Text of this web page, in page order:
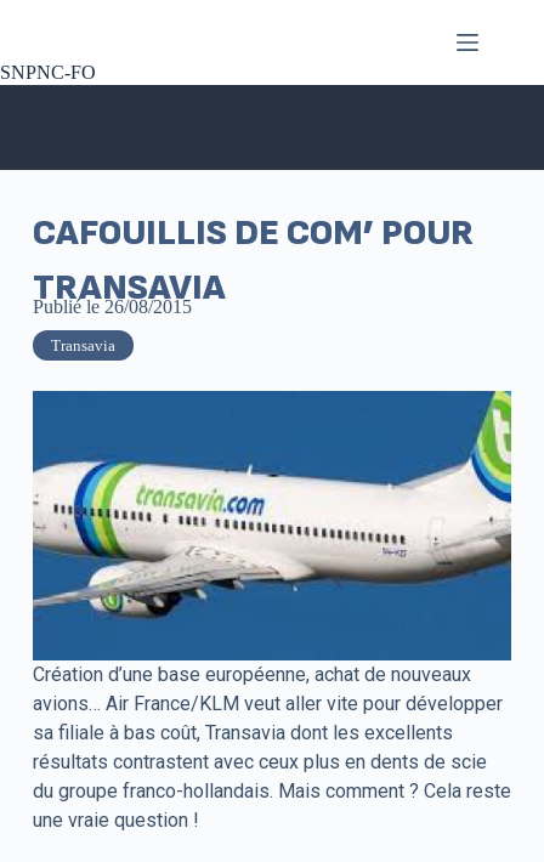
SNPNC-FO
CAFOUILLIS DE COM’ POUR
TRANSAVIA
Publié le 26/08/2015
Transavia
Création d’une base européenne, achat de nouveaux
avions… Air France/KLM veut aller vite pour développer
sa filiale à bas coût, Transavia dont les excellents
résultats contrastent avec ceux plus en dents de scie
du groupe franco-hollandais. Mais comment ? Cela reste
une vraie question !